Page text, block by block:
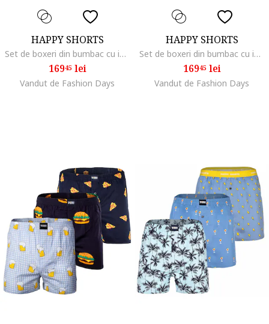
HAPPY SHORTS
Set de boxeri din bumbac cu imprimeu - 3 perechi, Portocaliu persan/Albastru glaciar
16945lei
Vandut de Fashion Days
HAPPY SHORTS
Set de boxeri din bumbac cu imprimeu - 3 perechi, Alb/Verde/Bleumarin
16945lei
Vandut de Fashion Days